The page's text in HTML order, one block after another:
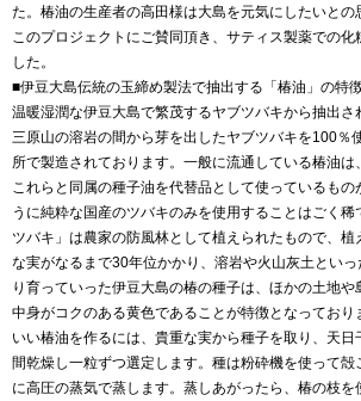
た。椿油の生産者の高田様は大島を元気にしたいとの
このプロジェクトにご賛同頂き、サティス製薬での化
した。
■伊豆大島伝統の玉締め製法で抽出する「椿油」の特
温暖湿潤な伊豆大島で繁茂するヤブツバキから抽出さ
三原山の溶岩の間から芽を出したヤブツバキを100％
所で製造されております。一般に流通している椿油
これらと同属の種子油を代替品として使っているもの
うに純粋な国産のツバキのみを使用することはごく
ツバキ」は農家の防風林として植えられたもので、植
な実がなるまで30年位かかり、溶岩や火山灰土といっ
り育っていった伊豆大島の椿の種子は、ほかの土地や
中身がコクのある黄色であることが特徴となっており
いい椿油を作るには、貴重な実から種子を取り、天
間乾燥し一粒ずつ選定します。種は粉砕機を使って殻
に高圧の蒸気で蒸します。蒸しあがったら、椿の枝を